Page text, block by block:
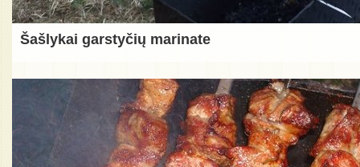
Šašlykai garstyčių marinate